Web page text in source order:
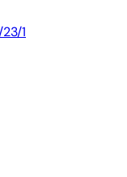
1